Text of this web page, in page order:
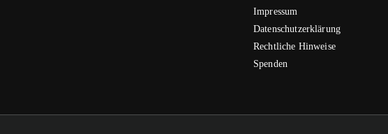
Impressum
Datenschutzerklärung
Rechtliche Hinweise
Spenden